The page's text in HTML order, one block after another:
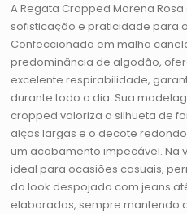
A Regata Cropped Morena
sofisticação e praticidade para
Confeccionada em malha
predominância de algodão,
excelente respirabilidade,
durante todo o dia. Sua
cropped valoriza a silhueta de
alças largas e o decote
um acabamento impecável. Na
ideal para ocasiões casuais,
do look despojado com jeans
elaboradas, sempre mantendo